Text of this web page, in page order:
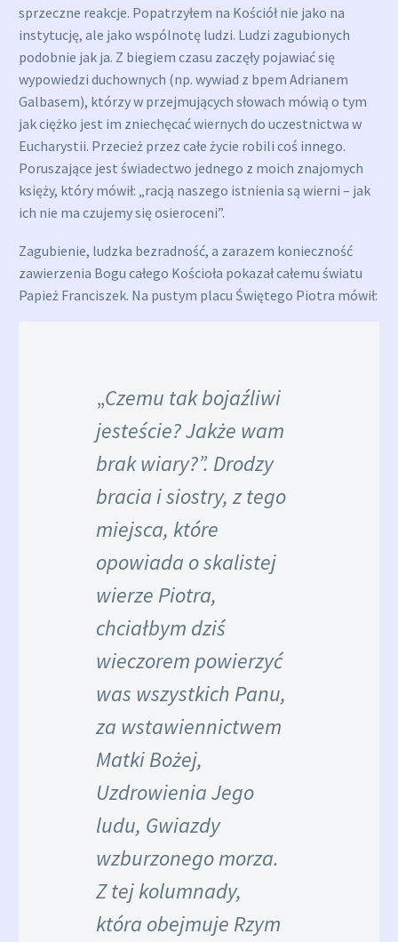
sprzeczne reakcje. Popatrzyłem na Kościół nie jako na
instytucję, ale jako wspólnotę ludzi. Ludzi zagubionych
podobnie jak ja. Z biegiem czasu zaczęły pojawiać się
wypowiedzi duchownych (np. wywiad z bpem Adrianem
Galbasem), którzy w przejmujących słowach mówią o tym
jak ciężko jest im zniechęcać wiernych do uczestnictwa w
Eucharystii. Przecież przez całe życie robili coś innego.
Poruszające jest świadectwo jednego z moich znajomych
księży, który mówił: „racją naszego istnienia są wierni – jak
ich nie ma czujemy się osieroceni”.
Zagubienie, ludzka bezradność, a zarazem konieczność
zawierzenia Bogu całego Kościoła pokazał całemu światu
Papież Franciszek. Na pustym placu Świętego Piotra mówił:
„Czemu tak bojaźliwi
jesteście? Jakże wam
brak wiary?”. Drodzy
bracia i siostry, z tego
miejsca, które
opowiada o skalistej
wierze Piotra,
chciałbym dziś
wieczorem powierzyć
was wszystkich Panu,
za wstawiennictwem
Matki Bożej,
Uzdrowienia Jego
ludu, Gwiazdy
wzburzonego morza.
Z tej kolumnady,
która obejmuje Rzym